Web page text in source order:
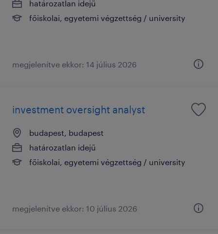
határozatlan idejű
főiskolai, egyetemi végzettség / university
megjelenítve ekkor: 14 július 2026
investment oversight analyst
budapest, budapest
határozatlan idejű
főiskolai, egyetemi végzettség / university
megjelenítve ekkor: 10 július 2026